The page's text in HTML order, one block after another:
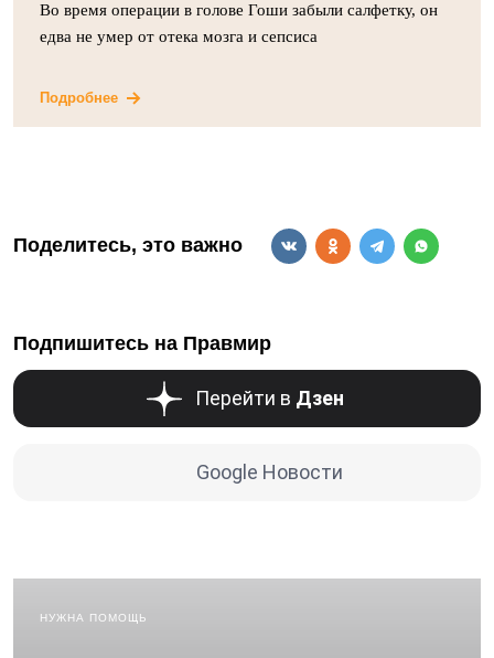
Во время операции в голове Гоши забыли салфетку, он
едва не умер от отека мозга и сепсиса
Подробнее
Поделитесь, это важно
Подпишитесь на Правмир
Перейти в Дзен
Google Новости
НУЖНА ПОМОЩЬ